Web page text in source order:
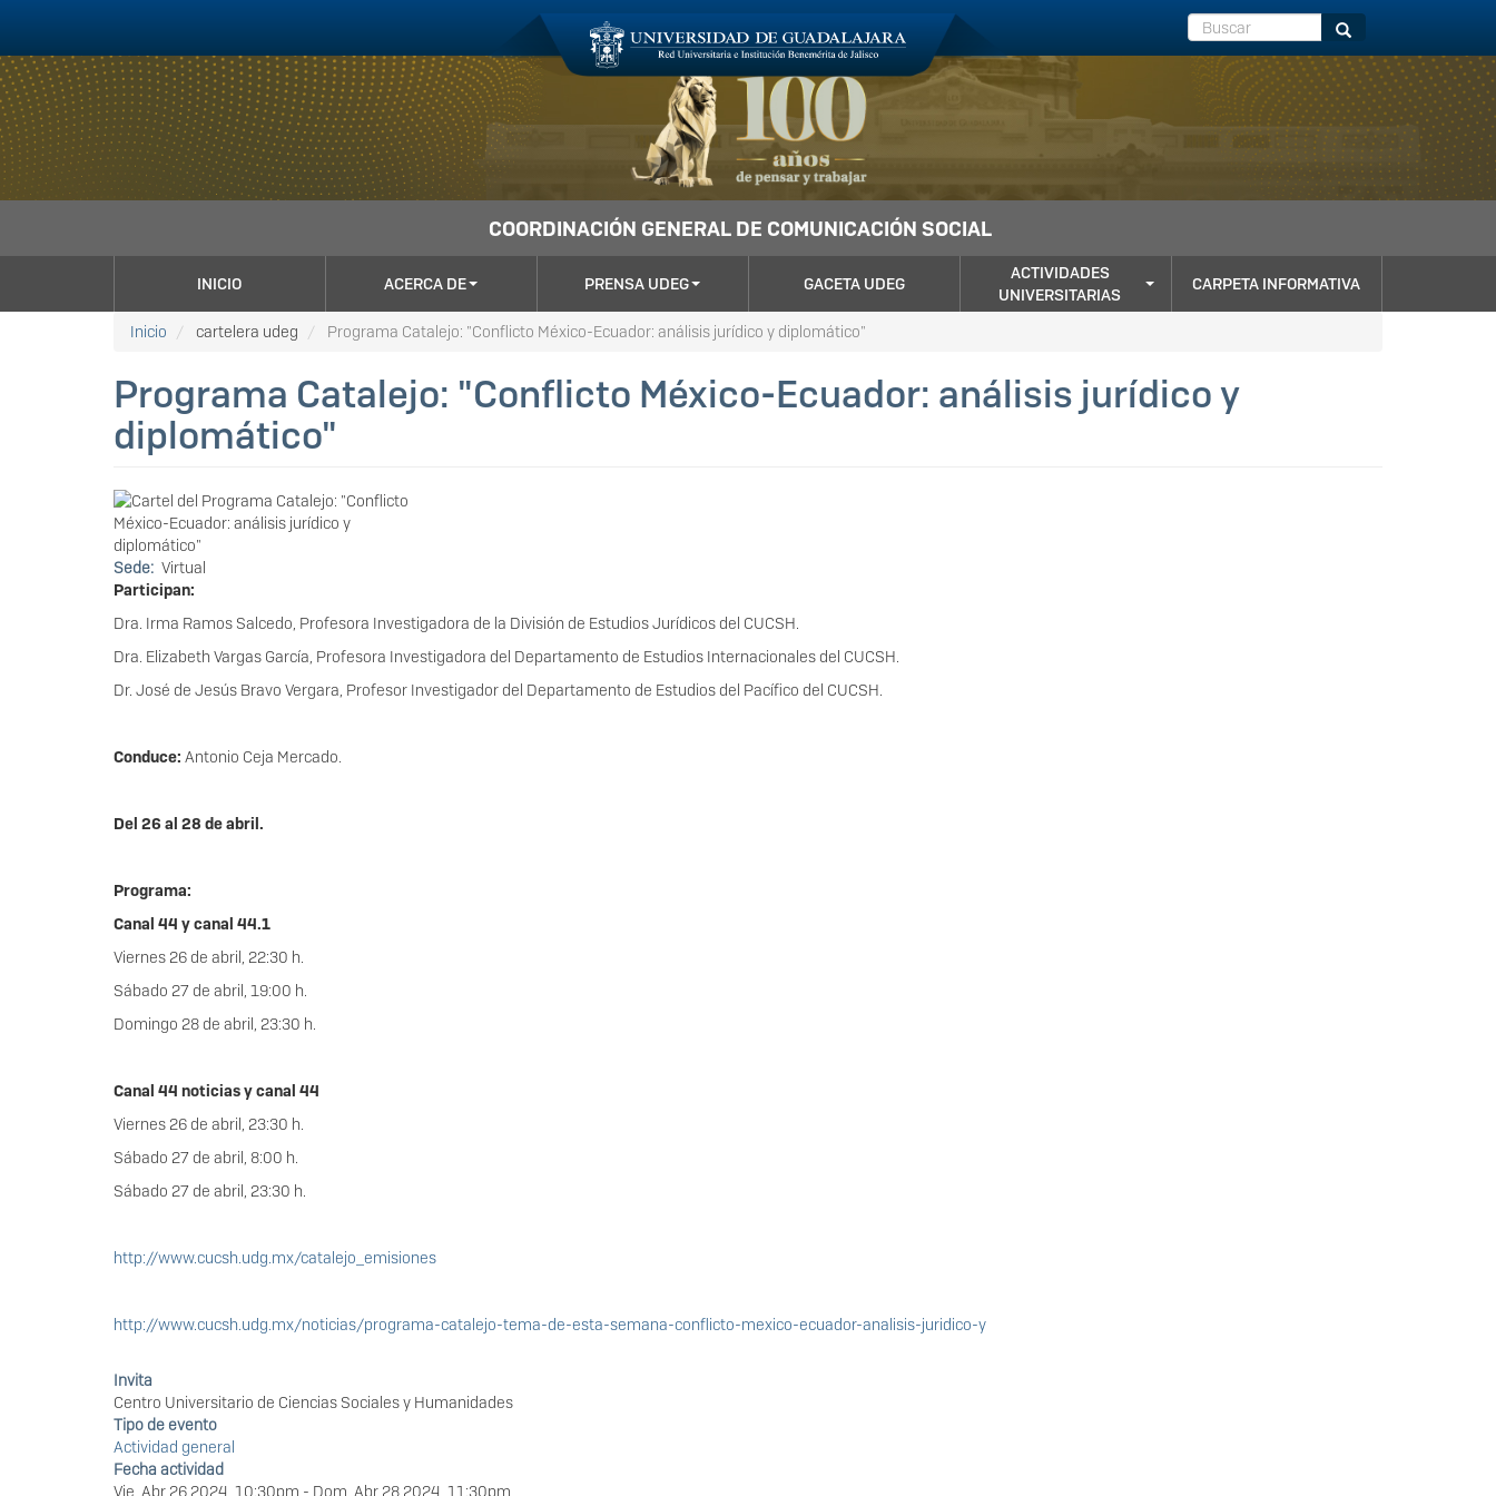
contenido
principal
Buscar Buscar
COORDINACIÓN GENERAL DE COMUNICACIÓN SOCIAL
NAVEGACIÓN
PRINCIPAL
INICIO ACERCA DE PRENSA UDEG GACETA UDEG
ACTIVIDADES
UNIVERSITARIAS
CARPETA INFORMATIVA
Inicio cartelera udeg Programa Catalejo: "Conflicto México-Ecuador: análisis jurídico y diplomático"
Programa Catalejo: "Conflicto México-Ecuador: análisis jurídico y
diplomático"
Sede Virtual
Participan:
Dra. Irma Ramos Salcedo, Profesora Investigadora de la División de Estudios Jurídicos del CUCSH.
Dra. Elizabeth Vargas García, Profesora Investigadora del Departamento de Estudios Internacionales del CUCSH.
Dr. José de Jesús Bravo Vergara, Profesor Investigador del Departamento de Estudios del Pacífico del CUCSH.
Conduce: Antonio Ceja Mercado.
Del 26 al 28 de abril.
Programa:
Canal 44 y canal 44.1
Viernes 26 de abril, 22:30 h.
Sábado 27 de abril, 19:00 h.
Domingo 28 de abril, 23:30 h.
Canal 44 noticias y canal 44
Viernes 26 de abril, 23:30 h.
Sábado 27 de abril, 8:00 h.
Sábado 27 de abril, 23:30 h.
http://www.cucsh.udg.mx/catalejo_emisiones
http://www.cucsh.udg.mx/noticias/programa-catalejo-tema-de-esta-semana-conflicto-mexico-ecuador-analisis-juridico-y
Invita
Centro Universitario de Ciencias Sociales y Humanidades
Tipo de evento
Actividad general
Fecha actividad
Vie, Abr 26 2024, 10:30pm - Dom, Abr 28 2024, 11:30pm